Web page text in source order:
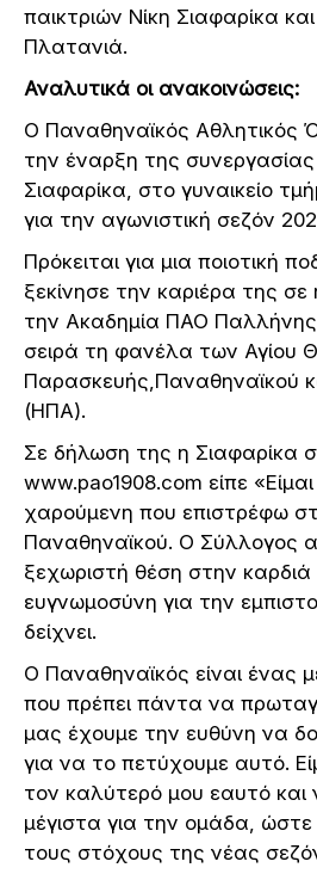
παικτριών Νίκη Σιαφαρίκα
Πλατανιά.
Αναλυτικά οι ανακοινώσεις:
Ο Παναθηναϊκός Αθλητικός
την έναρξη της
Σιαφαρίκα, στο γυναικείο
για την αγωνιστική σεζόν
Πρόκειται για μια ποιοτική
ξεκίνησε την καριέρα της
την Ακαδημία ΠΑΟ
σειρά τη φανέλα των Αγίου
Παρασκευής,Παναθηναϊκού
(ΗΠΑ).
Σε δήλωση της η Σιαφαρίκα
www.pao1908.com είπε «Είμαι
χαρούμενη που επιστρέφω
Παναθηναϊκού. Ο Σύλλογος
ξεχωριστή θέση στην καρδιά
ευγνωμοσύνη για την
δείχνει.
Ο Παναθηναϊκός είναι ένας
που πρέπει πάντα να
μας έχουμε την ευθύνη να
για να το πετύχουμε αυτό.
τον καλύτερό μου εαυτό
μέγιστα για την ομάδα,
τους στόχους της νέας